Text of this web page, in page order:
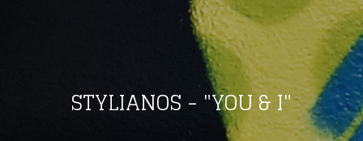
STYLIANOS - "YOU & I"